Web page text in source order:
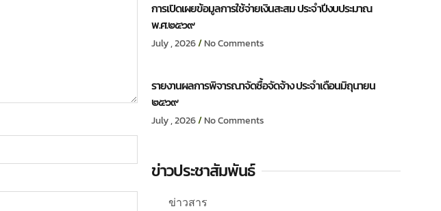
การเปิดเผยข้อมูลการใช้จ่ายเงินสะสม ประจำปีงบประมาณ
พ.ศ.๒๕๖๙
July , 2026 No Comments
รายงานผลการพิจารณาจัดซื้อจัดจ้าง ประจำเดือนมิถุนายน
๒๕๖๙
July , 2026 No Comments
ข่าวประชาสัมพันธ์
ข่าวสาร